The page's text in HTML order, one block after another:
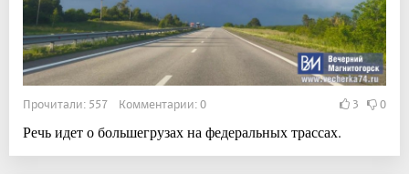
Прочитали: 557 Комментарии: 0 3 0
Речь идет о большегрузах на федеральных трассах.